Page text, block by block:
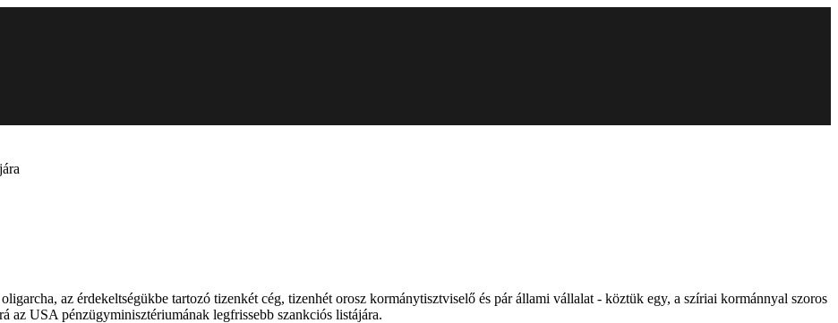
az érdekeltségükbe tartozó tizenkét cég, tizenhét orosz kormánytisztviselő és pár állami vállalat - köztük egy, a szíriai kormánnyal szoros
az USA pénzügyminisztériumának legfrissebb szankciós listájára.